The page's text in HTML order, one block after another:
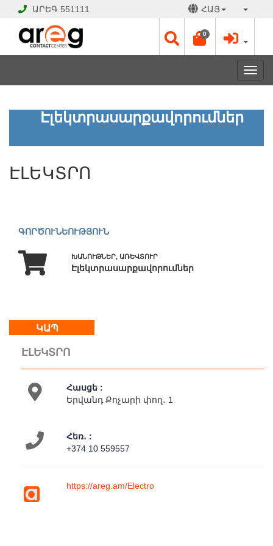
ԱՐԵԳ 551111 ՀԱՅ
0
ԷԼԵԿՏՐՈ
Է
Աշխատանքային
Շբթ
18:00
Կրկ
Մեր
մասին
Կապ
Գործունեություն
Էլեկտրասարքավորումներ
ԷԼԵԿՏՐՈ
ԳՈՐԾՈՒՆԵՈՒԹՅՈՒՆ
ԽԱՆՈՒԹՆԵՐ, ԱՌԵՎՏՈՒՐ
Էլեկտրասարքավորումներ
ԿԱՊ
ԷԼԵԿՏՐՈ
Հասցե :
Երվանդ Քոչարի փող․ 1
Հեռ․ :
+374 10 559557
https://areg.am/Electro